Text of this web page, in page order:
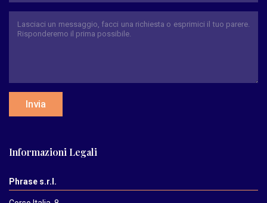
Invia
Informazioni Legali
Phrase s.r.l.